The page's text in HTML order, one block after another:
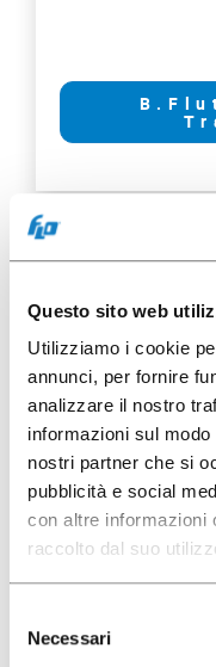
Questo sito web
Utilizziamo i cookie
annunci, per fornire
analizzare il nostro
informazioni sul
nostri partner che si
pubblicità e social
con altre informazioni
raccolto dal suo
delNecessari